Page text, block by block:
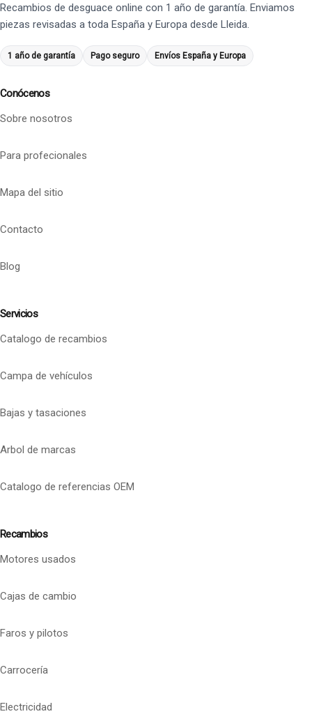
Recambios de desguace online con 1 año de garantía. Enviamos
piezas revisadas a toda España y Europa desde Lleida.
1 año de garantía Pago seguro Envíos España y Europa
Conócenos
Sobre nosotros
Para profecionales
Mapa del sitio
Contacto
Blog
Servicios
Catalogo de recambios
Campa de vehículos
Bajas y tasaciones
Arbol de marcas
Catalogo de referencias OEM
Recambios
Motores usados
Cajas de cambio
Faros y pilotos
Carrocería
Electricidad